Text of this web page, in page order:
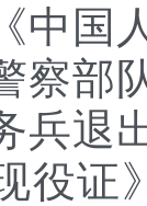
中国
察
兵退
役证